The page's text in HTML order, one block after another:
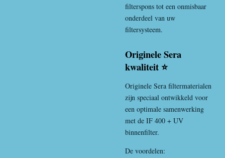
filterspons tot een onmisbaar
onderdeel van uw
filtersysteem.
Originele Sera
kwaliteit ⭐
Originele Sera filtermaterialen
zijn speciaal ontwikkeld voor
een optimale samenwerking
met de IF 400 + UV
binnenfilter.
De voordelen: